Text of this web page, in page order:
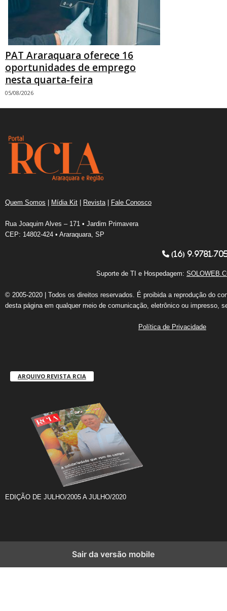
PAT Araraquara oferece 16
oportunidades de emprego
nesta quarta-feira
05/08/2026
Quem Somos | Mídia Kit | Revista | Fale Conosco
Rua Joaquim Alves – 171 • Jardim Primavera
CEP: 14802-424 • Araraquara, SP
(16)
Suporte de TI e Hospedagem:
© 2005-2020 | Todos os direitos reservados. É proibida a reprodução do
desta página em qualquer meio de comunicação, eletrônico ou impresso,
Política de Privacidade
ARQUIVO REVISTA RCIA
EDIÇÃO DE JULHO/2005 A JULHO/2020
Sair da versão mobile